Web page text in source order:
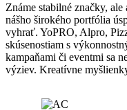
Známe stabilné značky,
nášho širokého portfólia
vyhrať. YoPRO, Alpro,
skúsenostiam s
kampaňami či eventmi sa
výziev. Kreatívne